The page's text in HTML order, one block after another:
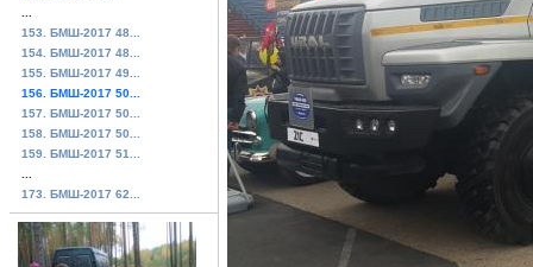
153. БМШ-2017 48...
154. БМШ-2017 48...
155. БМШ-2017 49...
156. БМШ-2017 50...
157. БМШ-2017 50...
158. БМШ-2017 50...
159. БМШ-2017 51...
173. БМШ-2017 62...